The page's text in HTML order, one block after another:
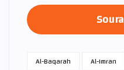
Al-Baqarah Al-Imran